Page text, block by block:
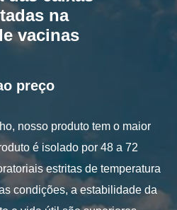
na
vacinas
preço
nosso produto tem o maior
é isolado por 48 a 72
estritas de temperatura
condições, a estabilidade da